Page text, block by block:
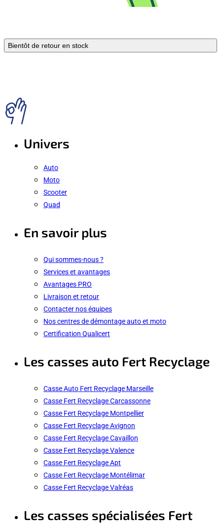
Bientôt de retour en stock
Univers
Auto
Moto
Scooter
Quad
En savoir plus
Qui sommes-nous ?
Services et avantages
Avantages PRO
Livraison et retour
Contacter nos équipes
Nos centres de démontage auto et moto
Certification Qualicert
Les casses auto Fert Recyclage
Casse Auto Fert Recyclage Marseille
Casse Fert Recyclage Carcassonne
Casse Fert Recyclage Montpellier
Casse Fert Recyclage Avignon
Casse Fert Recyclage Cavaillon
Casse Fert Recyclage Valence
Casse Fert Recyclage Apt
Casse Fert Recyclage Montélimar
Casse Fert Recyclage Valréas
Les casses spécialisées Fert